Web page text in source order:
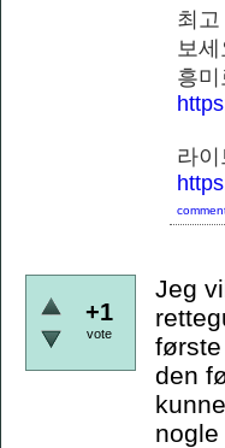
최
보
흥
라
+1
vote
Jeg
den